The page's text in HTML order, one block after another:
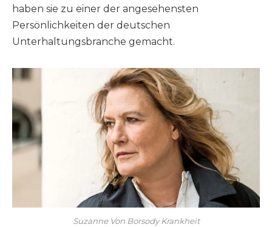
haben sie zu einer der angesehensten
Persönlichkeiten der deutschen
Unterhaltungsbranche gemacht.
Suzanne Von Borsody Krankheit